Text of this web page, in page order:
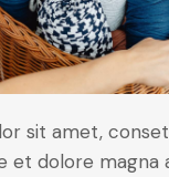
sit amet,
et dolore magna